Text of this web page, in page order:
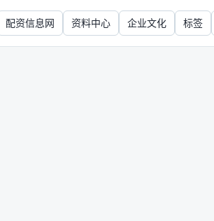
配资信息网 资料中心 企业文化 标签